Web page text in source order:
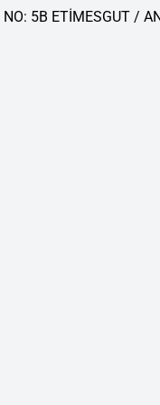
5B ETİMESGUT /